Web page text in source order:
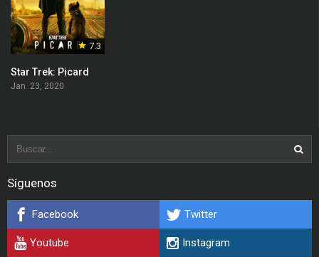
7.3
Star Trek: Picard
Jan. 23, 2020
Síguenos
Facebook Twitter
Youtube Instagram